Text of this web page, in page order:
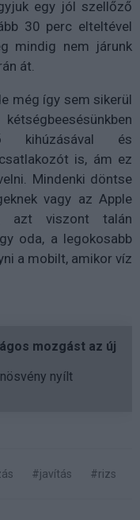
egy jól szellőző
30 perc elteltével
mindig nem járunk
át.
még így sem sikerül
kihúzásával és
is, ám ez
Mindenki döntse
vagy az Apple
azt viszont talán
oda, a legokosabb
a mobilt, amikor víz
mozgást az új
nyílt
#javítás #rizs